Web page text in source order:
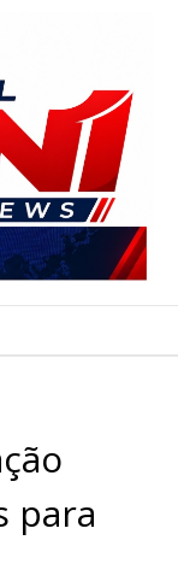
para